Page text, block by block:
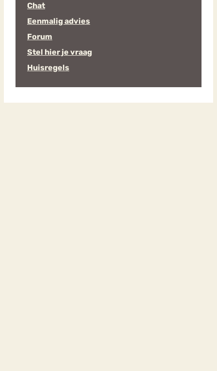
Chat
Eenmalig advies
Forum
Stel hier je vraag
Huisregels